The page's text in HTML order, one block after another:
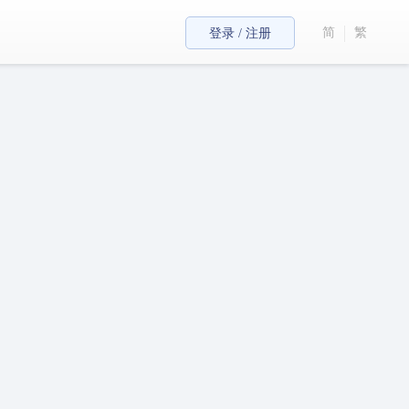
登录 / 注册 简 繁